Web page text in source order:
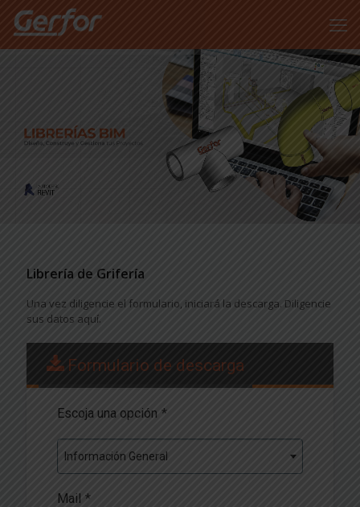
Librería de Grifería
Una vez diligencie el formulario, iniciará la descarga. Diligencie
sus datos aquí.
Formulario de descarga
Escoja una opción *
Información General
Mail *